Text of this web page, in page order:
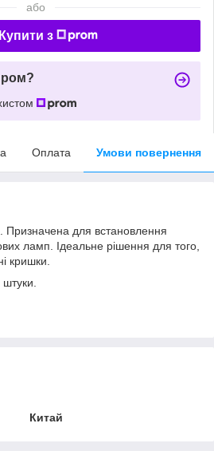
або
Купити з
Оплата Умови повернення
Призначена для встановлення
ламп. Ідеальне рішення для того,
кришки.
Китай